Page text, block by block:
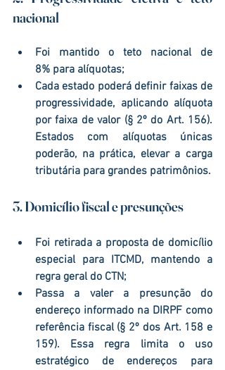
nacional
Foi mantido o teto nacional de
8% para alíquotas;
Cada estado poderá definir faixas de
por faixa de valor (§ 2º do Art. 156).
Estados com alíquotas únicas
poderão, na prática, elevar a carga
tributária para grandes patrimônios.
3. Domicílio fiscal e presunções
Foi retirada a proposta de domicílio
especial para ITCMD, mantendo a
regra geral do CTN;
Passa a valer a presunção do
endereço informado na DIRPF como
referência fiscal (§ 2º dos Art. 158 e
159). Essa regra limita o uso
estratégico de endereços para